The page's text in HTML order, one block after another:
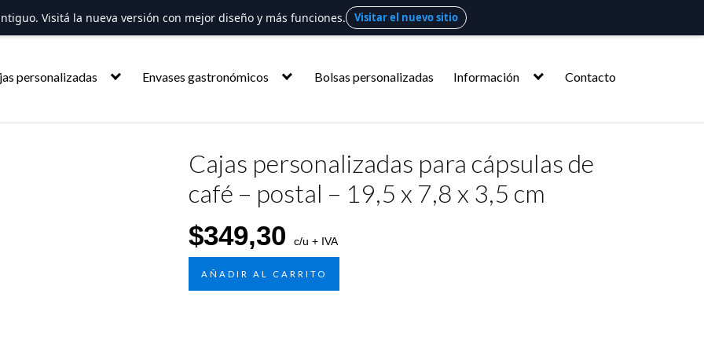
personalizadas Envases gastronómicos Bolsas personalizadas Información Contacto
Cajas personalizadas para cápsulas de
café – postal – 19,5 x 7,8 x 3,5 cm
$349,30 c/u + IVA
AÑADIR AL CARRITO
Visitá la nueva versión con mejor diseño y más funciones. Visitar el nuevo sitio